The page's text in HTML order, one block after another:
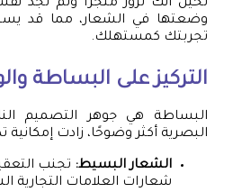
تخيل أنك تزور متجراً ولم تجد
وضعتها في الشعار، مما قد
تجربتك كمستهلك.
التركيز على البساطة
البساطة هي جوهر التصميم
البصرية أكثر وضوحًا، زادت
الشعار البسيط: تجنب
شعارات العلامات التجارية